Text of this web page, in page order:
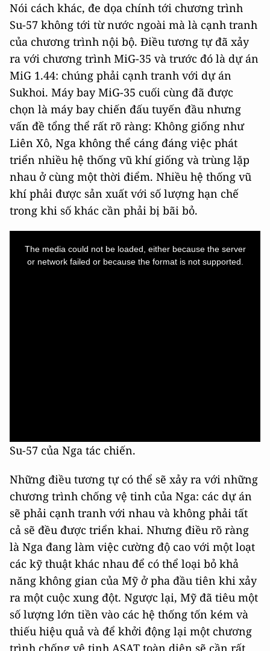
Nói cách khác, đe dọa chính tới chương trình
Su-57 không tới từ nước ngoài mà là cạnh tranh
của chương trình nội bộ. Điều tương tự đã xảy
ra với chương trình MiG-35 và trước đó là dự án
MiG 1.44: chúng phải cạnh tranh với dự án
Sukhoi. Máy bay MiG-35 cuối cùng đã được
chọn là máy bay chiến đấu tuyến đầu nhưng
vấn đề tổng thể rất rõ ràng: Không giống như
Liên Xô, Nga không thể cáng đáng việc phát
triển nhiều hệ thống vũ khí giống và trùng lặp
nhau ở cùng một thời điểm. Nhiều hệ thống vũ
khí phải được sản xuất với số lượng hạn chế
trong khi số khác cần phải bị bãi bỏ.
The media could not be loaded, either because the server
or network failed or because the format is not supported.
Su-57 của Nga tác chiến.
Những điều tương tự có thể sẽ xảy ra với những
chương trình chống vệ tinh của Nga: các dự án
sẽ phải cạnh tranh với nhau và không phải tất
cả sẽ đều được triển khai. Nhưng điều rõ ràng
là Nga đang làm việc cường độ cao với một loạt
các kỹ thuật khác nhau để có thể loại bỏ khả
năng không gian của Mỹ ở pha đầu tiên khi xảy
ra một cuộc xung đột. Ngược lại, Mỹ đã tiêu một
số lượng lớn tiền vào các hệ thống tốn kém và
thiếu hiệu quả và để khởi động lại một chương
trình chống vệ tinh ASAT toàn diện sẽ cần rất